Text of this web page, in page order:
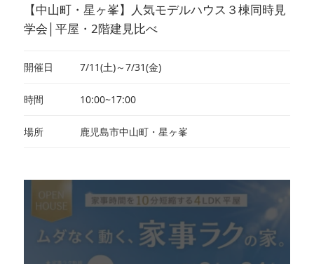
【中山町・星ヶ峯】人気モデルハウス３棟同時見
学会│平屋・2階建見比べ
開催日 7/11(土)～7/31(金)
時間 10:00~17:00
場所 鹿児島市中山町・星ヶ峯